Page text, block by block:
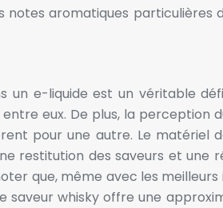
aromatiques particulières
un e-liquide est un véritable
eux. De plus, la perception
pour une autre. Le matériel
restitution des saveurs et une
que, même avec les
saveur whisky offre une